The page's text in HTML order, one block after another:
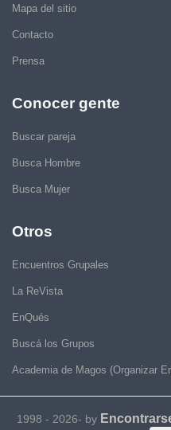
Mapa del sitio
Contacto
Prensa
Conocer gente
Buscar pareja
Busca Hombre
Busca Mujer
Otros
Encuentros Grupales
La ReVista
EnQués
Buscá los Grupos
Academia de Magos (Organizar
1998 - 2026- by